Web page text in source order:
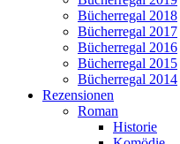
Bücherregal 2018
Bücherregal 2017
Bücherregal 2016
Bücherregal 2015
Bücherregal 2014
Rezensionen
Roman
Historie